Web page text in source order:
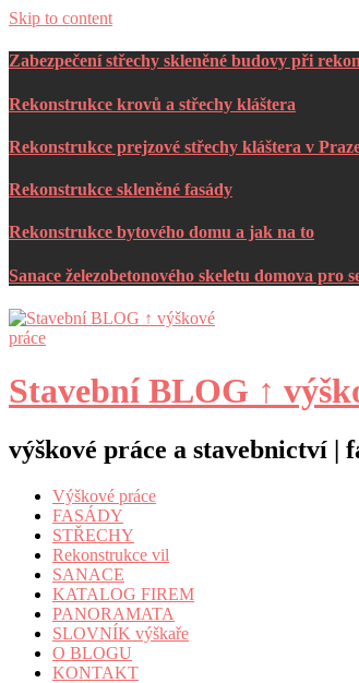
Skip to content
Zabezpečení střechy skleněné budovy při
Rekonstrukce krovů a střechy kláštera
Rekonstrukce prejzové střechy kláštera v
Rekonstrukce skleněné fasády
Rekonstrukce bytového domu a jak na to
Sanace železobetonového skeletu domova pro
Stavební BLOG ↑
výškové práce a stavebnictví |
Výškové práce
FASÁDY
STŘECHY
Rekonstrukce vil
SANACE
KATALOG FIREM
PANORAMATA
SLOVNÍK výškaře
O BLOGU
KONTAKT